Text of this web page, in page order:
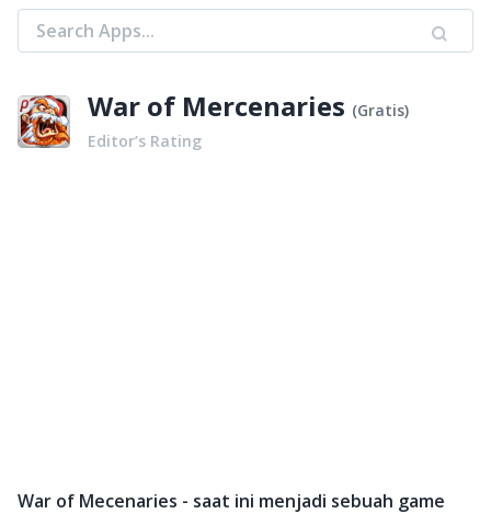
War of Mercenaries (Gratis)
Editor’s Rating
War of Mecenaries - saat ini menjadi sebuah game